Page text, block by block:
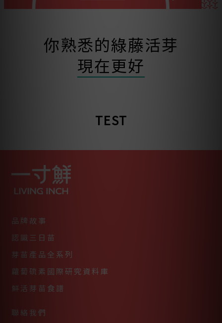
你熟悉的綠藤活芽
現在更好
TEST
品牌故事
認識三日苗
芽苗產品全系列
蘿蔔硫素國際研究資料庫
鮮活芽苗食譜
聯絡我們